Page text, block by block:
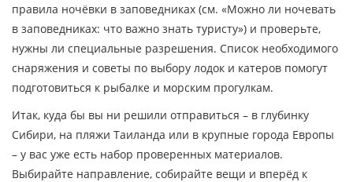
правила ночёвки в заповедниках (см. «Можно ли ночевать
в заповедниках: что важно знать туристу») и проверьте,
нужны ли специальные разрешения. Список необходимого
снаряжения и советы по выбору лодок и катеров помогут
подготовиться к рыбалке и морским прогулкам.
Итак, куда бы вы ни решили отправиться – в глубинку
Сибири, на пляжи Таиланда или в крупные города Европы
– у вас уже есть набор проверенных материалов.
Выбирайте направление, собирайте вещи и вперёд к